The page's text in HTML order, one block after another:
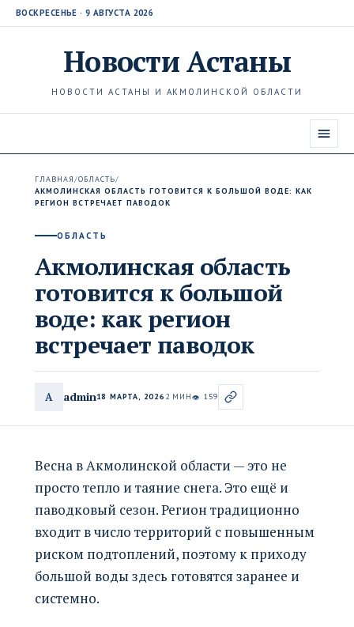
ВОСКРЕСЕНЬЕ · 9 АВГУСТА 2026
НовостиАстаны
НОВОСТИ АСТАНЫ И АКМОЛИНСКОЙ ОБЛАСТИ
ГЛАВНАЯ/ОБЛАСТЬ/
АКМОЛИНСКАЯ ОБЛАСТЬ ГОТОВИТСЯ К БОЛЬШОЙ ВОДЕ: КАК
РЕГИОН ВСТРЕЧАЕТ ПАВОДОК
ОБЛАСТЬ
Акмолинская область
готовится к большой
воде: как регион
встречает паводок
A admin18 МАРТА, 2026 2 МИН👁 159
Весна в Акмолинской области — это не
просто тепло и таяние снега. Это ещё и
паводковый сезон. Регион традиционно
входит в число территорий с повышенным
риском подтоплений, поэтому к приходу
большой воды здесь готовятся заранее и
системно.